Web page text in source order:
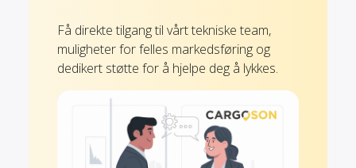
Få direkte tilgang til vårt tekniske team,
muligheter for felles markedsføring og
dedikert støtte for å hjelpe deg å lykkes.